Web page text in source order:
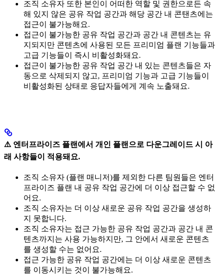
조직 소유자 또한 본인이 어떠한 역할 및 권한으로든 속
해 있지 않은 공유 작업 공간과 해당 공간 내 콘탠츠에는
접근이 불가능해요.
접근이 불가능한 공유 작업 공간과 공간 내 콘텐츠는 유
지되지만 콘텐츠에 사용된 모든 프리미엄 플랜 기능들과
고급 기능들이 즉시 비활성화돼요.
접근이 불가능한 공유 작업 공간 내 있는 콘텐츠들은 자
동으로 삭제되지 않고, 프리미엄 기능과 고급 기능들이
비활성화된 상태로 응답자들에게 계속 노출돼요.
⚠️ 엔터프라이즈 플랜에서 개인 플랜으로 다운그레이드 시 아
래 사항들이 적용돼요.
조직 소유자 (플랜 매니저)를 제외한 다른 팀원들은 엔터
프라이즈 플랜 내 공유 작업 공간에 더 이상 접근할 수 없
어요.
조직 소유자는 더 이상 새로운 공유 작업 공간을 생성하
지 못합니다.
조직 소유자는 접근 가능한 공유 작업 공간과 공간 내 콘
텐츠까지는 사용 가능하지만, 그 안에서 새로운 콘텐츠
를 생성할 수는 없어요.
접근 가능한 공유 작업 공간에는 더 이상 새로운 콘텐츠
를 이동시키는 것이 불가능해요.